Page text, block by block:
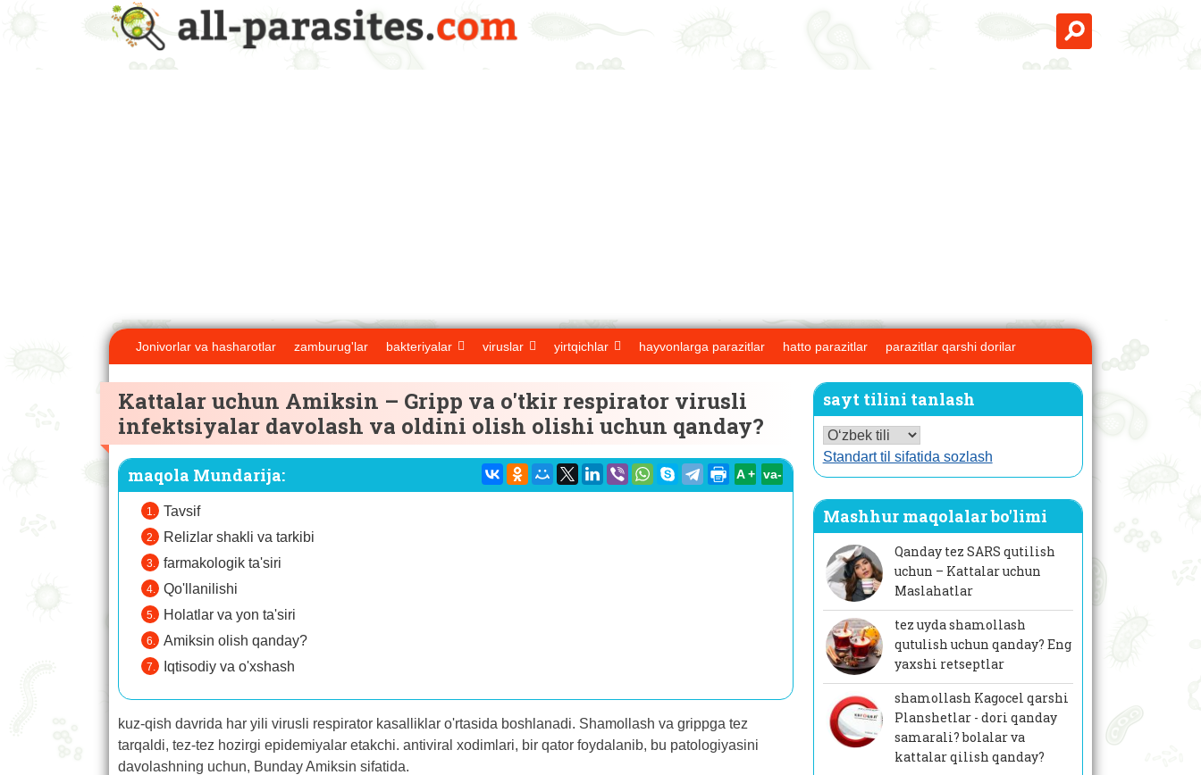
Jonivorlar va hasharotlar zamburug'lar bakteriyalar viruslar yirtqichlar hayvonlarga parazitlar hatto parazitlar parazitlar qarshi dorilar
Kattalar uchun Amiksin – Gripp va o'tkir respirator virusli
infektsiyalar davolash va oldini olish olishi uchun qanday?
maqola Mundarija:
Tavsif
Relizlar shakli va tarkibi
farmakologik ta'siri
Qo'llanilishi
Holatlar va yon ta'siri
Amiksin olish qanday?
Iqtisodiy va o'xshash
A + va-
kuz-qish davrida har yili virusli respirator kasalliklar o'rtasida boshlanadi. Shamollash va grippga tez
tarqaldi, tez-tez hozirgi epidemiyalar etakchi. antiviral xodimlari, bir qator foydalanib, bu patologiyasini
davolashning uchun, Bunday Amiksin sifatida.
sayt tilini tanlash
Standart til sifatida sozlash
Mashhur maqolalar bo'limi
Qanday tez SARS qutilish
uchun – Kattalar uchun
Maslahatlar
tez uyda shamollash
qutulish uchun qanday? Eng
yaxshi retseptlar
shamollash Kagocel qarshi
Planshetlar - dori qanday
samarali? bolalar va
kattalar qilish qanday?